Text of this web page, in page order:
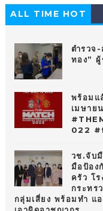
ALL TIME HOT
ตำรวจ
ทอง”
พร้อมแ
เมษาย
022
วช.จับ
มือป้อง
ครัว โ
กระทร
กลุ่มเสี่ยง พร้อมทำ แ